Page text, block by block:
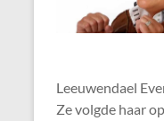
Leeuwendael
Ze volgde haar